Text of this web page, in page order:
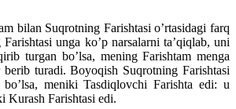
bilan Suqrotning Farishtasi o’rtasidagi farq
unga ko’p narsalarni ta’qiqlab, uni
turgan bo’lsa, mening Farishtam menga
berib turadi. Boyoqish Suqrotning Farishtasi
bo’lsa, meniki Tasdiqlovchi Farishta edi: u
Kurash Farishtasi edi.